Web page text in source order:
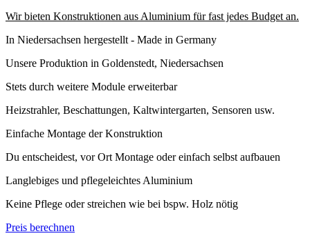
Wir bieten Konstruktionen aus Aluminium für fast jedes Budget an.
In Niedersachsen hergestellt - Made in Germany
Unsere Produktion in Goldenstedt, Niedersachsen
Stets durch weitere Module erweiterbar
Heizstrahler, Beschattungen, Kaltwintergarten, Sensoren usw.
Einfache Montage der Konstruktion
Du entscheidest, vor Ort Montage oder einfach selbst aufbauen
Langlebiges und pflegeleichtes Aluminium
Keine Pflege oder streichen wie bei bspw. Holz nötig
Preis berechnen